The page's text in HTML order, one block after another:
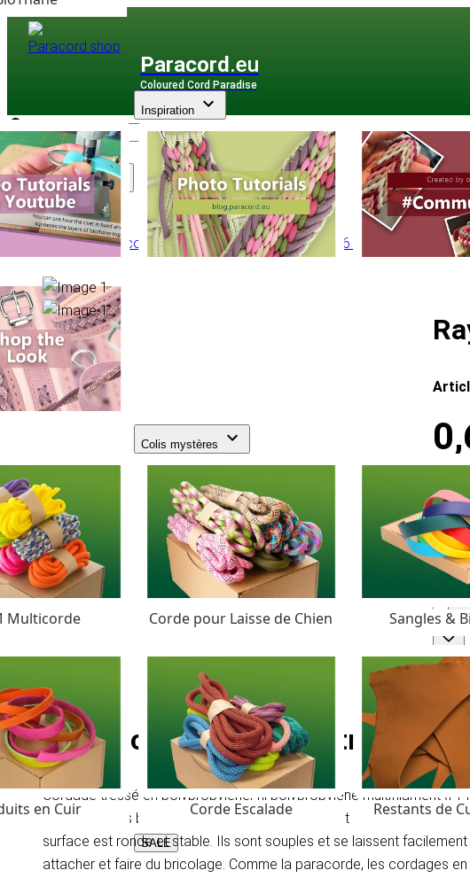
Paracord .eu
Coloured Cord Paradise
Assortiment
Inspiration
Colis mystères
Multicorde Corde pour Laisse de Chien Sangles &
en Cuir Corde Escalade Restants de
SALE
PPM Multicorde/PPM Basic Ronde/Ronde Ø 6 mm
TVA
car
PPM Corde - Ø 6 mm. (tressés )
Cordage tressé en polypropylène, fil polypropylène multifilament
ils ont une très bonne résistance à la rupture, sont extrêmement
surface est ronde et stable. Ils sont souples et se laissent
attacher et faire du bricolage. Comme la paracorde, les cordages